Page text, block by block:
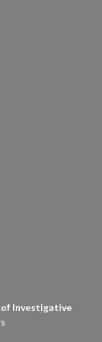
Investigative